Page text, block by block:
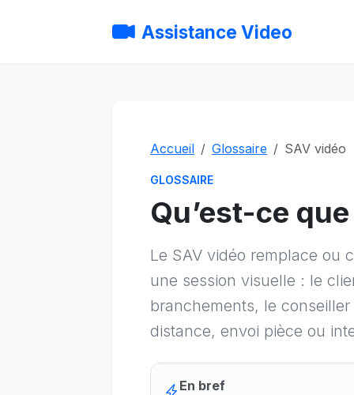
Assistance Video
Accueil Glossaire SAV vidéo
GLOSSAIRE
Qu’est-ce
Le SAV vidéo remplace ou
une session visuelle : le
branchements, le
distance, envoi pièce ou
En bref